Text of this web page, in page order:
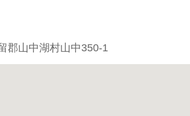
郡山中湖村山中350-1